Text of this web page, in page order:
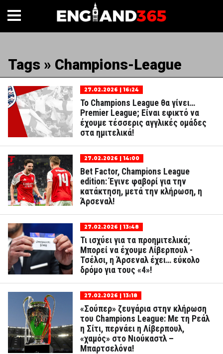
Tags » Champions-League
27.02.2026 | 16:24
Το Champions League θα γίνει…
Premier League; Είναι εφικτό να
έχουμε τέσσερις αγγλικές ομάδες
στα ημιτελικά!
27.02.2026 | 14:00
Bet Factor, Champions League
edition: Έγινε φαβορί για την
κατάκτηση, μετά την κλήρωση, η
Άρσεναλ!
27.02.2026 | 13:48
Τι ισχύει για τα προημιτελικά;
Μπορεί να έχουμε Λίβερπουλ -
Τσέλσι, η Άρσεναλ έχει… εύκολο
δρόμο για τους «4»!
27.02.2026 | 13:18
«Σούπερ» ζευγάρια στην κλήρωση
του Champions League: Με τη Ρεάλ
η Σίτι, περνάει η Λίβερπουλ,
«χαμός» στο Νιούκαστλ –
Μπαρτσελόνα!